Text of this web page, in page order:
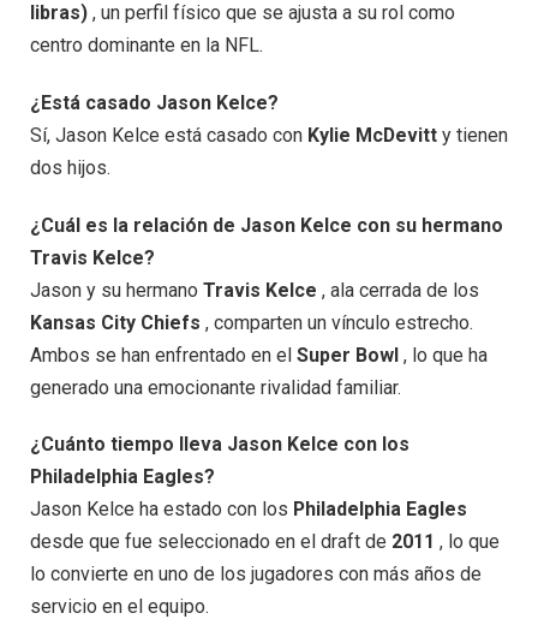
libras) , un perfil físico que se ajusta a su rol como
centro dominante en la NFL.
¿Está casado Jason Kelce?
Sí, Jason Kelce está casado con Kylie McDevitt y tienen
dos hijos.
¿Cuál es la relación de Jason Kelce con su hermano
Travis Kelce?
Jason y su hermano Travis Kelce , ala cerrada de los
Kansas City Chiefs , comparten un vínculo estrecho.
Ambos se han enfrentado en el Super Bowl , lo que ha
generado una emocionante rivalidad familiar.
¿Cuánto tiempo lleva Jason Kelce con los
Philadelphia Eagles?
Jason Kelce ha estado con los Philadelphia Eagles
desde que fue seleccionado en el draft de 2011 , lo que
lo convierte en uno de los jugadores con más años de
servicio en el equipo.